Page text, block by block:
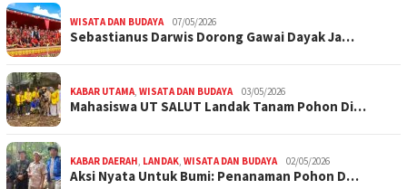
WISATA DAN BUDAYA 07/05/2026
Sebastianus Darwis Dorong Gawai Dayak Ja…
KABAR UTAMA WISATA DAN BUDAYA 03/05/2026
Mahasiswa UT SALUT Landak Tanam Pohon Di…
KABAR DAERAH LANDAK WISATA DAN BUDAYA 02/05/2026
Aksi Nyata Untuk Bumi: Penanaman Pohon D…